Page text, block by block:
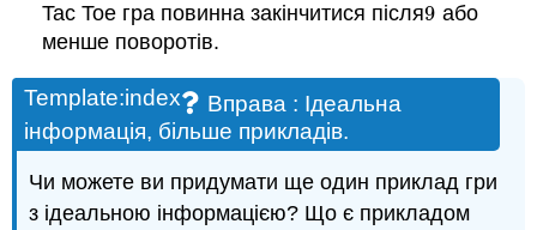
Tac Toe гра повинна закінчитися після9
9 або
менше поворотів.
Вправа
Template:index
: Ідеальна
інформація, більше прикладів.
Чи можете ви придумати ще один приклад гри
з ідеальною інформацією? Що є прикладом